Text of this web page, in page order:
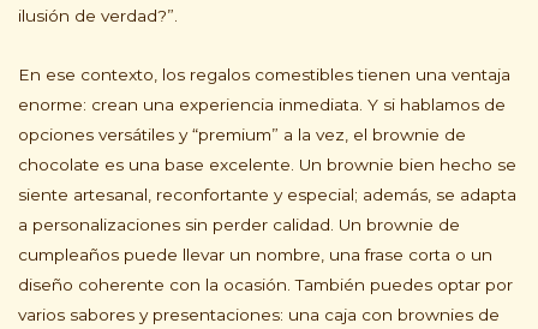
ilusión de verdad?”.
En ese contexto, los regalos comestibles tienen una ventaja
enorme: crean una experiencia inmediata. Y si hablamos de
opciones versátiles y “premium” a la vez, el brownie de
chocolate es una base excelente. Un brownie bien hecho se
siente artesanal, reconfortante y especial; además, se adapta
a personalizaciones sin perder calidad. Un brownie de
cumpleaños puede llevar un nombre, una frase corta o un
diseño coherente con la ocasión. También puedes optar por
varios sabores y presentaciones: una caja con brownies de